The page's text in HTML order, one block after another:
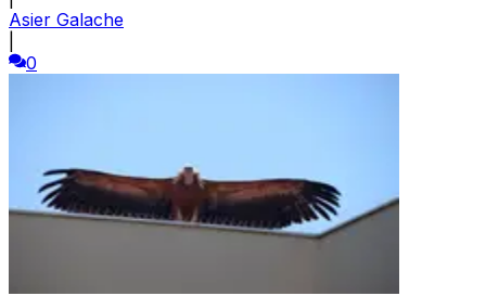
Asier Galache
0